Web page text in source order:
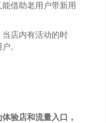
借助老用户带新用
当店内有活动的时
。
验店和流量入口，